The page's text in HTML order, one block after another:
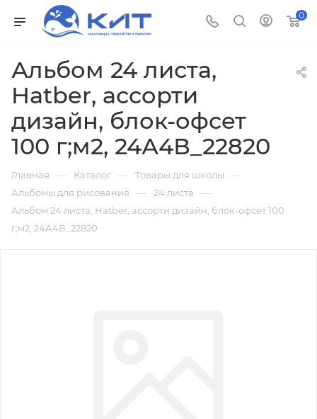
0
Альбом 24 листа,
Hatber, ассорти
дизайн, блок-офсет
100 г;м2, 24А4В_22820
Главная — Каталог — Товары для школы —
Альбомы для рисования — 24 листа —
Альбом 24 листа, Hatber, ассорти дизайн, блок-офсет 100
г;м2, 24А4В_22820